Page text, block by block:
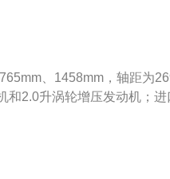
连杆式独立悬架，其搭载了
、1458mm，轴距为
和2.0升涡轮增压发动机；进
涡轮增压发动机、3.0升直列
拥有i、X、Z、纯数字4个车
的M系列。